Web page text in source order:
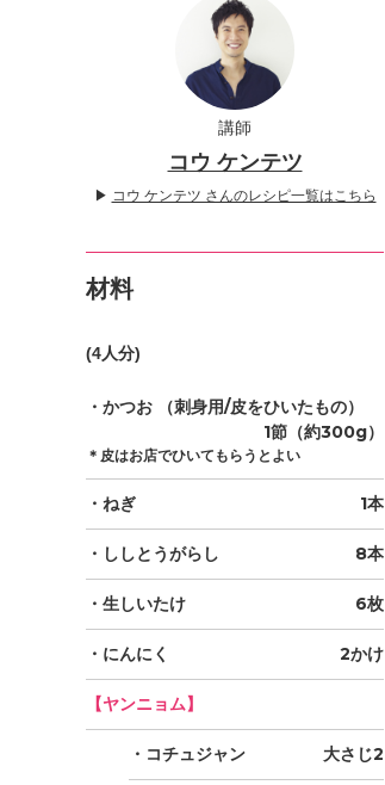
講師
コウ ケンテツ
▶ コウ ケンテツ さんのレシピ一覧はこちら
材料
(4人分)
・かつお （刺身用/皮をひいたもの）
1節（約300g）
＊皮はお店でひいてもらうとよい
・ねぎ 1本
・ししとうがらし 8本
・生しいたけ 6枚
・にんにく 2かけ
【ヤンニョム】
・コチュジャン 大さじ2